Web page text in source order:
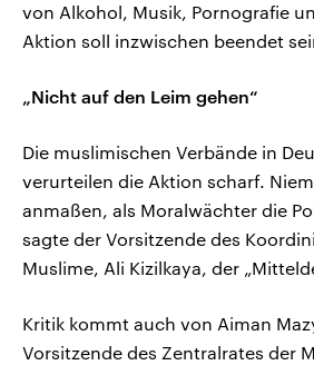
von Alkohol, Musik, Pornografie
Aktion soll inzwischen beendet
„Nicht auf den Leim gehen“
Die muslimischen Verbände in
verurteilen die Aktion scharf.
anmaßen, als Moralwächter die
sagte der Vorsitzende des
Muslime, Ali Kizilkaya, der
Kritik kommt auch von Aiman
Vorsitzende des Zentralrates der